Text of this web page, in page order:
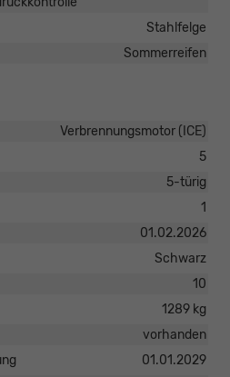
Stahlfelge
Sommerreifen
Verbrennungsmotor (ICE)
5
5-türig
1
01.02.2026
Schwarz
10
1289 kg
vorhanden
01.01.2029